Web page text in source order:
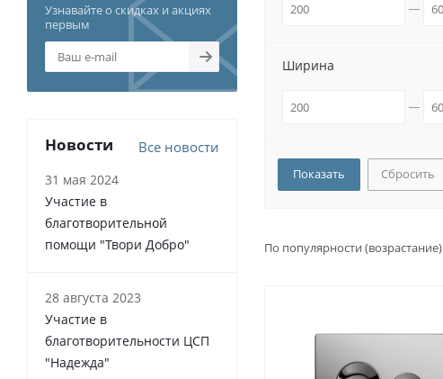
Ширина
Сбросить
По популярности (возрастание)
Узнавайте о скидках и акциях
первым
Новости Все новости
31 мая 2024
Участие в
благотворительной
помощи "Твори Добро"
28 августа 2023
Участие в
благотворительности ЦСП
"Надежда"